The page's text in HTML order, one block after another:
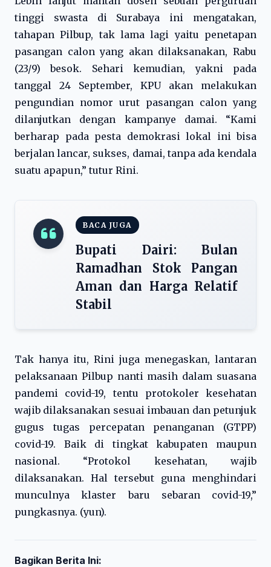
tinggi swasta di Surabaya ini mengatakan,
tahapan Pilbup, tak lama lagi yaitu penetapan
pasangan calon yang akan dilaksanakan, Rabu
(23/9) besok. Sehari kemudian, yakni pada
tanggal 24 September, KPU akan melakukan
pengundian nomor urut pasangan calon yang
dilanjutkan dengan kampanye damai. “Kami
berharap pada pesta demokrasi lokal ini bisa
berjalan lancar, sukses, damai, tanpa ada kendala
suatu apapun,” tutur Rini.
BACA JUGA
Bupati Dairi: Bulan
Ramadhan Stok Pangan
Aman dan Harga Relatif
Stabil
Tak hanya itu, Rini juga menegaskan, lantaran
pelaksanaan Pilbup nanti masih dalam suasana
pandemi covid-19, tentu protokoler kesehatan
wajib dilaksanakan sesuai imbauan dan petunjuk
gugus tugas percepatan penanganan (GTPP)
covid-19. Baik di tingkat kabupaten maupun
nasional. “Protokol kesehatan, wajib
dilaksanakan. Hal tersebut guna menghindari
munculnya klaster baru sebaran covid-19,”
pungkasnya. (yun).
Bagikan Berita Ini: